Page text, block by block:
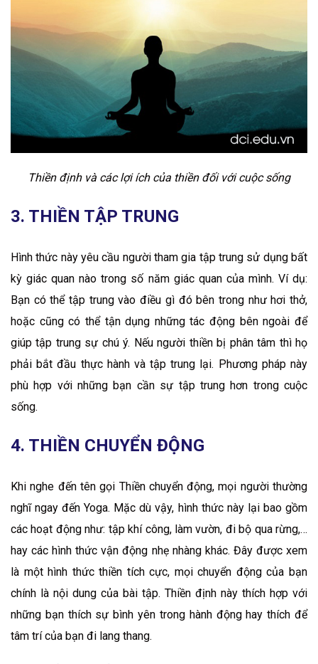
Thiền định và các lợi ích của thiền đối với cuộc sống
3. THIỀN TẬP TRUNG
Hình thức này yêu cầu người tham gia tập trung sử dụng bất
kỳ giác quan nào trong số năm giác quan của mình. Ví dụ:
Bạn có thể tập trung vào điều gì đó bên trong như hơi thở,
hoặc cũng có thể tận dụng những tác động bên ngoài để
giúp tập trung sự chú ý. Nếu người thiền bị phân tâm thì họ
phải bắt đầu thực hành và tập trung lại. Phương pháp này
phù hợp với những bạn cần sự tập trung hơn trong cuộc
sống.
4. THIỀN CHUYỂN ĐỘNG
Khi nghe đến tên gọi Thiền chuyển động, mọi người thường
nghĩ ngay đến Yoga. Mặc dù vậy, hình thức này lại bao gồm
các hoạt động như: tập khí công, làm vườn, đi bộ qua rừng,…
hay các hình thức vận động nhẹ nhàng khác. Đây được xem
là một hình thức thiền tích cực, mọi chuyển động của bạn
chính là nội dung của bài tập. Thiền định này thích hợp với
những bạn thích sự bình yên trong hành động hay thích để
tâm trí của bạn đi lang thang.